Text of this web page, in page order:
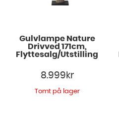
Gulvlampe Nature
Drivved 171cm,
Flyttesalg/Utstilling
8.999 kr
Tomt på lager